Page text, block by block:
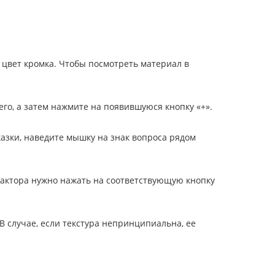
кромка. Чтобы посмотреть материал в
а затем нажмите на появившуюся кнопку «+».
наведите мышку на знак вопроса рядом
нужно нажать на соответствующую кнопку
случае, если текстура непринципиальна, ее